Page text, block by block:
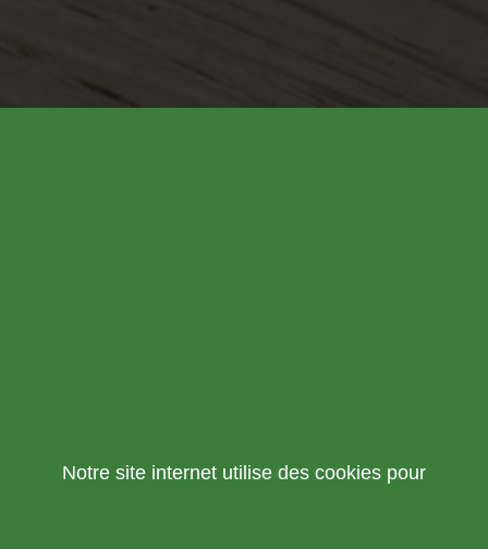
Notre site internet utilise des cookies pour